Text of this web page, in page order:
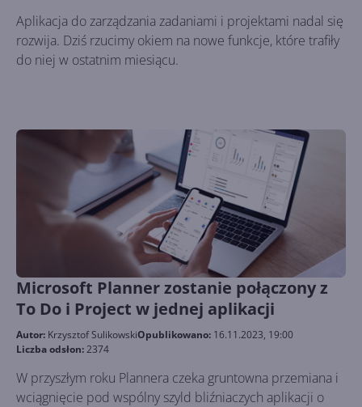
Aplikacja do zarządzania zadaniami i projektami nadal się
rozwija. Dziś rzucimy okiem na nowe funkcje, które trafiły
do niej w ostatnim miesiącu.
Microsoft Planner zostanie połączony z
To Do i Project w jednej aplikacji
Autor: Krzysztof SulikowskiOpublikowano: 16.11.2023, 19:00
Liczba odsłon:2374
W przyszłym roku Plannera czeka gruntowna przemiana i
wciągnięcie pod wspólny szyld bliźniaczych aplikacji o